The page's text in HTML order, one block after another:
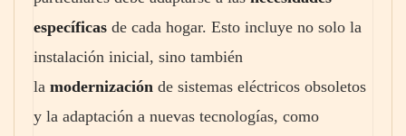
específicas de cada hogar. Esto incluye no solo la
instalación inicial, sino también
la modernización de sistemas eléctricos obsoletos
y la adaptación a nuevas tecnologías, como